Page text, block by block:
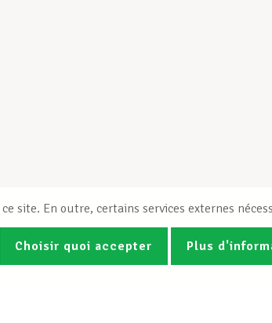
site. En outre, certains services externes
Choisir quoi accepter Plus